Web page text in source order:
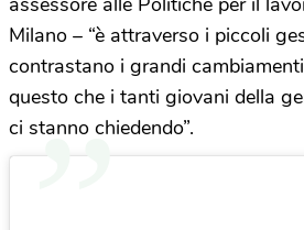
Milano – “è attraverso i piccoli
contrastano i grandi
questo che i tanti giovani della
ci stanno chiedendo”.